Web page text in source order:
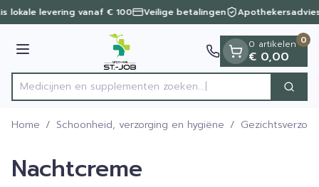
Ga naar de inhoud
1 van 1
lokale levering vanaf € 100 Veilige betalingen Apothekersadvies
Menu
Product, merk, categorie...
Medicijnen en supplementen Zoek
0 artikelen
€ 0,00
0
Home / Schoonheid, verzorging en hygiëne /
Nachtcreme